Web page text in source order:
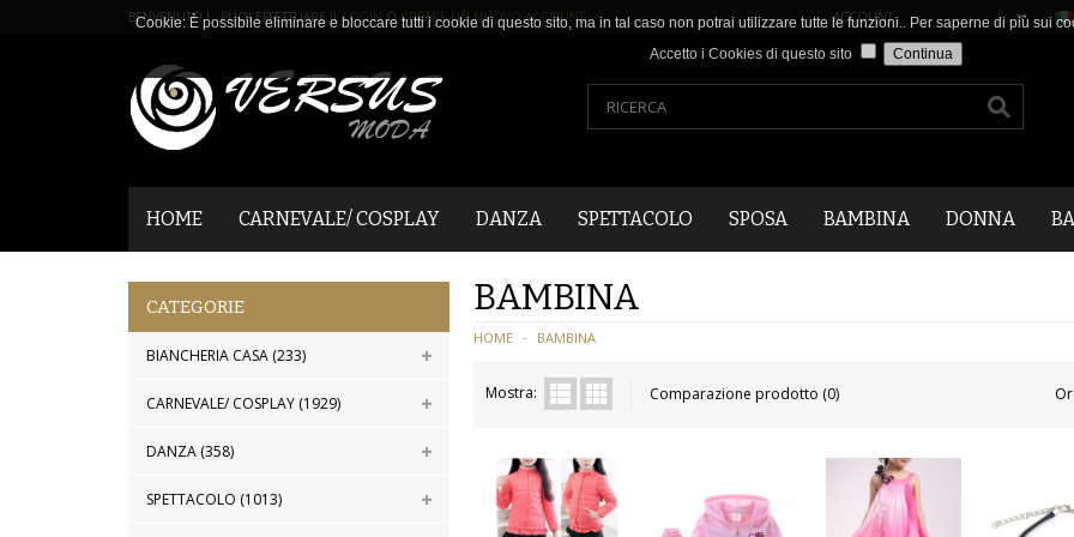
BENVENUTO ! PUOI EFFETTUARE ILLOGINO CREARE UN NUOVO ACCOUNT. ACCOUNT
HOME CARNEVALE/ COSPLAY DANZA SPETTACOLO SPOSA BAMBINA DONNA
CATEGORIE
BIANCHERIA CASA (233)
CARNEVALE/ COSPLAY (1929)
DANZA (358)
SPETTACOLO (1013)
BAMBINA
HOME BAMBINA
Mostra: Comparazione prodotto (0)
Cookie: È possibile eliminare e bloccare tutti i cookie di questo sito, ma in tal caso non potrai utilizzare tutte le funzioni.. Per saperne di più sui
Accetto i Cookies di questo sito